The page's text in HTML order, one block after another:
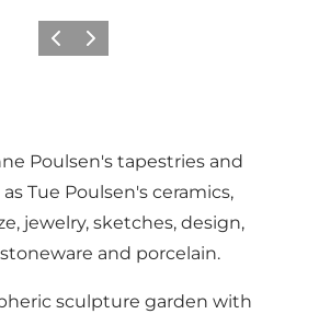
Vorige Volgende
Poulsen's tapestries and
Tue Poulsen's ceramics,
jewelry, sketches, design,
and porcelain.
sculpture garden with